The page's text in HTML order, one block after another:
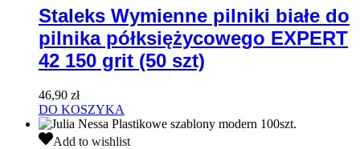
do
pilnika
półksiężycowego
EXPERT
42
grit
(50
szt)
Staleks Wymienne pilniki białe do
pilnika półksiężycowego EXPERT
42 150 grit (50 szt)
46,90 zł
DO KOSZYKA
JuliaAdd to wishlist